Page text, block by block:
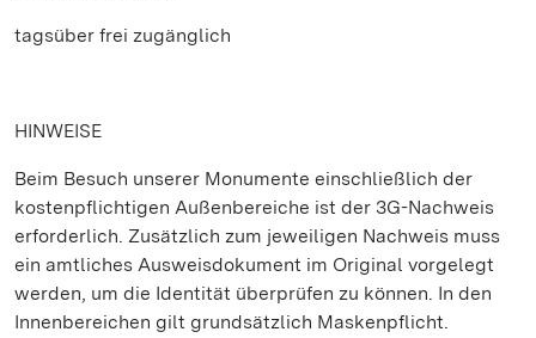
tagsüber frei zugänglich
HINWEISE
Beim Besuch unserer Monumente einschließlich der
kostenpflichtigen Außenbereiche ist der 3G-Nachweis
erforderlich. Zusätzlich zum jeweiligen Nachweis muss
ein amtliches Ausweisdokument im Original vorgelegt
werden, um die Identität überprüfen zu können. In den
Innenbereichen gilt grundsätzlich Maskenpflicht.